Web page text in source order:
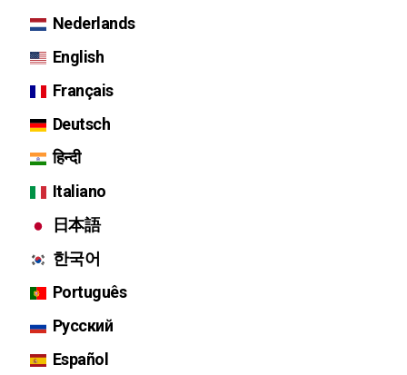
Nederlands
English
Français
Deutsch
हिन्दी
Italiano
日本語
한국어
Português
Русский
Español